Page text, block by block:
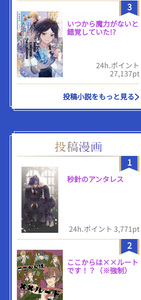
3
いつから魔力がないと
錯覚していた!?
24h.ポイント
27,137pt
投稿小説をもっと見る
1
秒針のアンタレス
24h.ポイント 3,771pt
2
ここからは××ルート
です！？（※強制）